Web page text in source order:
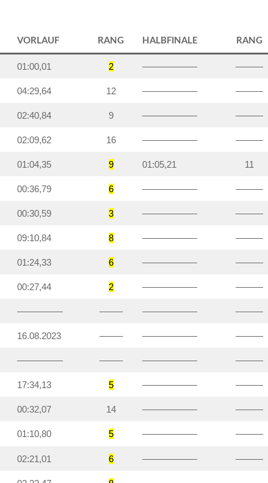
VORLAUF RANG HALBFINALE RANG
01:00,01 2 —————— ———
04:29,64 12 —————— ———
02:40,84 9 —————— ———
02:09,62 16 —————— ———
01:04,35 9 01:05,21 11
00:36,79 6 —————— ———
00:30,59 3 —————— ———
09:10,84 8 —————— ———
01:24,33 6 —————— ———
00:27,44 2 —————— ———
————— ——– —————— ———
16.08.2023 ——– —————— ———
————— ——– —————— ———
17:34,13 5 —————— ———
00:32,07 14 —————— ———
01:10,80 5 —————— ———
02:21,01 6 —————— ———